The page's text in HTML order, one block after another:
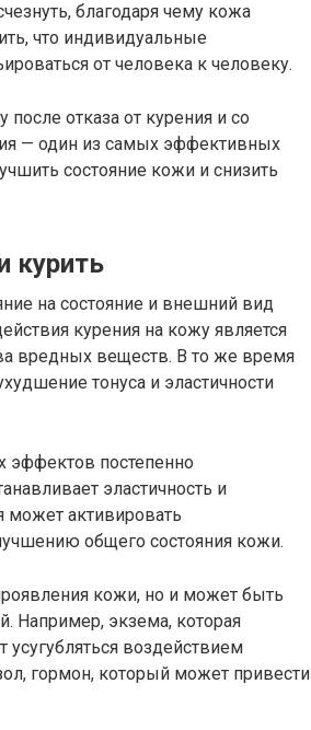
благодаря чему кожа
что индивидуальные
от человека к человеку.
отказа от курения и со
— один из самых эффективных
состояние кожи и снизить
курить
на состояние и внешний вид
курения на кожу является
вредных веществ. В то же время
тонуса и эластичности
эффектов постепенно
эластичность и
может активировать
общего состояния кожи.
кожи, но и может быть
Например, экзема, которая
воздействием
гормон, который может привести